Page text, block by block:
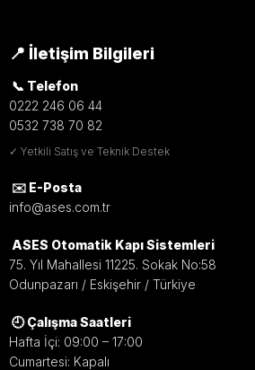
geçin. Güvenli geçiş ve hassas
WhatsApp'tan Bilgi Al
Hassas
Algılama
Geçiş
Güvenli
📍 İletişim Bilgileri
📞 Telefon
0222 246 06 44
0532 738 70 82
✓ Yetkili Satış ve Teknik Destek
✉️ E-Posta
info@ases.com.tr
ASES Otomatik Kapı Sistemleri
75. Yıl Mahallesi 11225. Sokak No:58
Odunpazarı / Eskişehir / Türkiye
🕘 Çalışma Saatleri
Hafta İçi: 09:00 – 17:00
Cumartesi: Kapalı